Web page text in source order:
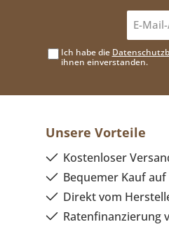
Ich habe die
ihnen einverstanden.
Unsere Vorteile
Kostenloser
Bequemer Kauf
Direkt vom
Ratenfinanzierung